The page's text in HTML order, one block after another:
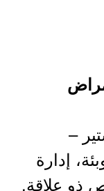
–
إدارة
ذو علاقة.